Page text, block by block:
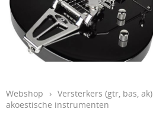
Basgitaren
Blaasinstrumenten
Bladmuziek en muziekboeken
Cadeaubon
Openingsuren
Verzendingen
Webshop › Versterkers (gtr, bas, ak)
akoestische instrumenten